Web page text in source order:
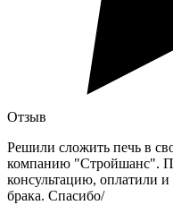
Отзыв
Решили сложить печь в
компанию "Стройшанс".
консультацию, оплатили
брака. Спасибо/